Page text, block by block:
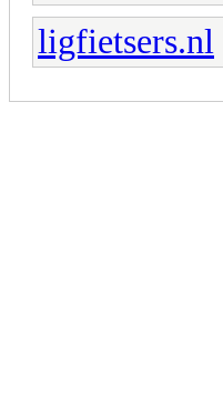
ligfietsers.nl